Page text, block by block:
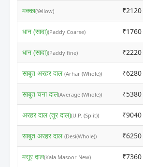
मक्का(Yellow) ₹2120
धान (सादा)(Paddy Coarse) ₹1760
धान (सादा)(Paddy fine) ₹2220
साबुत अरहर दाल (Arhar (Whole)) ₹6280
साबुत चना दाल(Average (Whole)) ₹5380
अरहर दाल (तूर दाल)(U.P. (Split)) ₹9040
साबुत अरहर दाल (Desi(Whole)) ₹6250
मसूर दाल(Kala Masoor New) ₹7360